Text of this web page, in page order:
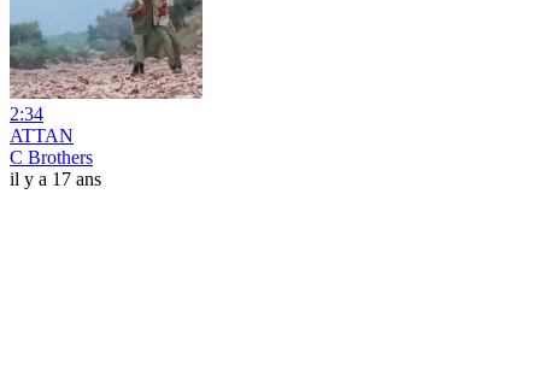
2:34
ATTAN
C Brothers
il y a 17 ans